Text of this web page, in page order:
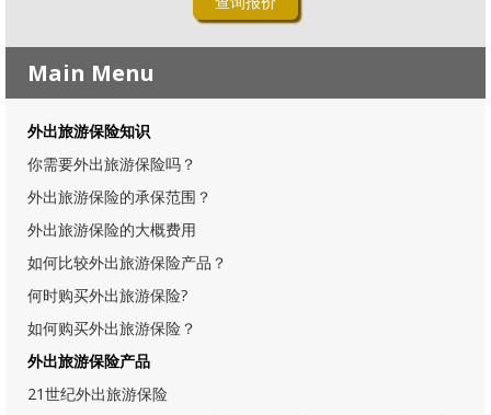
Main Menu
外出旅游保险知识
你需要外出旅游保险吗？
外出旅游保险的承保范围？
外出旅游保险的大概费用
如何比较外出旅游保险产品？
何时购买外出旅游保险?
如何购买外出旅游保险？
外出旅游保险产品
21世纪外出旅游保险